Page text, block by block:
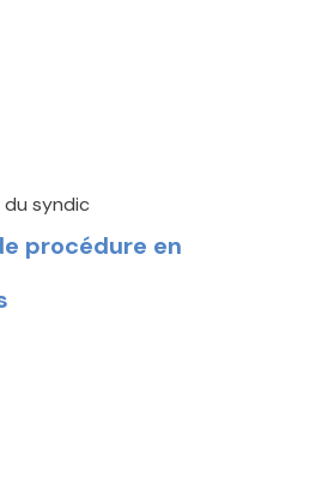
syndic
procédure en